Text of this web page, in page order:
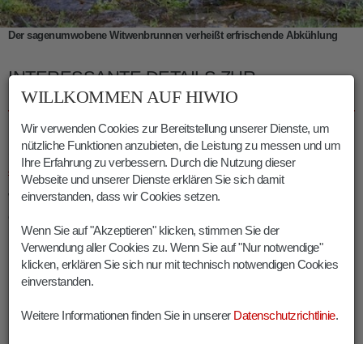
Der sagenumwobene Witwenbrunnen verheißt erfrischende Abkühlung
INTERESSANTE DETAILS ZUR
FREUNDALM
ImWinter, wenn sich die Umgebung in eine bezaubernde
Schneelandschaft verwandelt, wird der Weg zur Freundalm
auch als Rodelbahngenutzt.
Wie die meisten Sagen enthält auch jene vom „Witwenbrunnen“
nämlich Bergknappengewesen sein. Tatsächlich wurde
unterhalb der Telfer Weißen einstErz abgebaut. Wer genau
hinsieht, kann die Schuttkegel der Stollen noch erkennen.
INFOS FREUNDALM WANDERUNG
WILLKOMMEN AUF HIWIO
Wir verwenden Cookies zur Bereitstellung unserer Dienste, um
nützliche Funktionen anzubieten, die Leistung zu messen und um
Ihre Erfahrung zu verbessern. Durch die Nutzung dieser
Webseite und unserer Dienste erklären Sie sich damit
einverstanden, dass wir Cookies setzen.
Wenn Sie auf "Akzeptieren" klicken, stimmen Sie der
Verwendung aller Cookies zu. Wenn Sie auf "Nur notwendige"
klicken, erklären Sie sich nur mit technisch notwendigen Cookies
einverstanden.
Weitere Informationen finden Sie in unserer Datenschutzrichtlinie.